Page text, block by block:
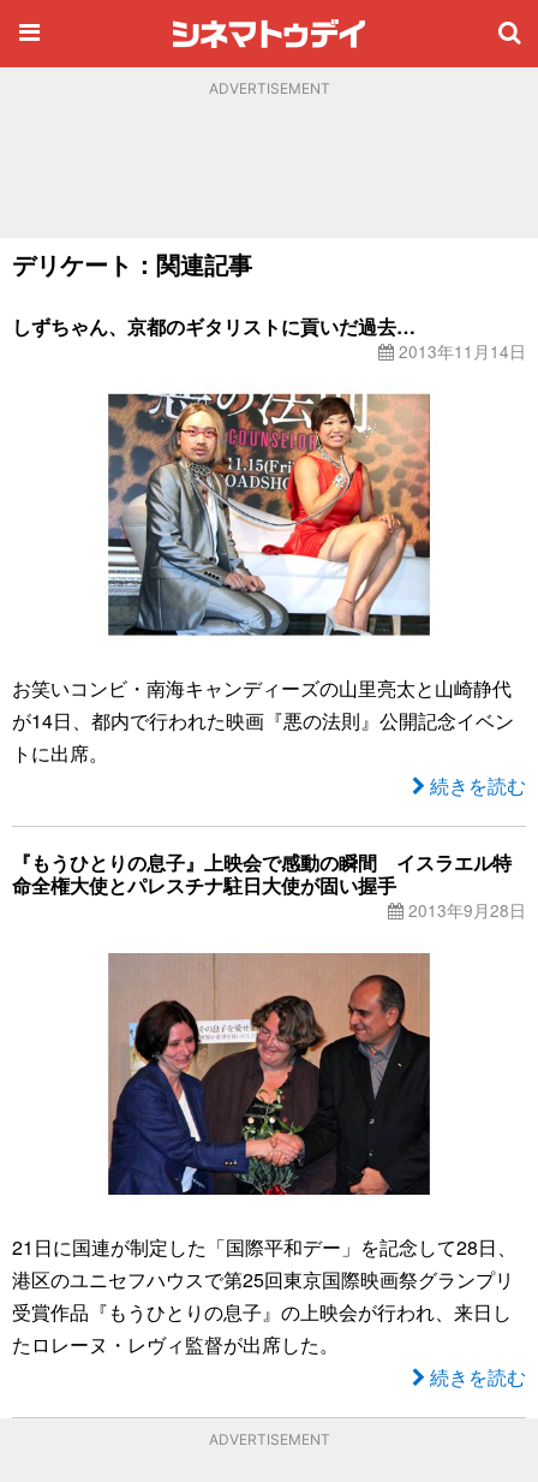
ADVERTISEMENT
デリケート：関連記事
しずちゃん、京都のギタリストに貢いだ過去…
2013年11月14日
お笑いコンビ・南海キャンディーズの山里亮太と山崎静代
が14日、都内で行われた映画『悪の法則』公開記念イベン
トに出席。
続きを読む
『もうひとりの息子』上映会で感動の瞬間 イスラエル特
命全権大使とパレスチナ駐日大使が固い握手
2013年9月28日
21日に国連が制定した「国際平和デー」を記念して28日、
港区のユニセフハウスで第25回東京国際映画祭グランプリ
受賞作品『もうひとりの息子』の上映会が行われ、来日し
たロレーヌ・レヴィ監督が出席した。
続きを読む
ADVERTISEMENT